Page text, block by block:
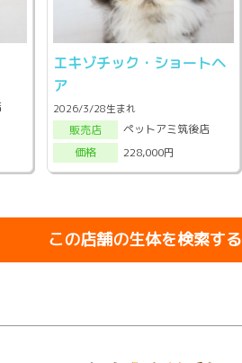
エキゾチック・ショートヘ
ア
2026/3/28生まれ
販売店
ペットアミ筑後店
価格
228,000円
この店舗の生体を検索する